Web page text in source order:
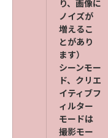
り、画像に
ノイズが
増えるこ
とがあり
ます）
シーンモー
ド、クリエ
イティブフ
ィルター
モードは
撮影モー